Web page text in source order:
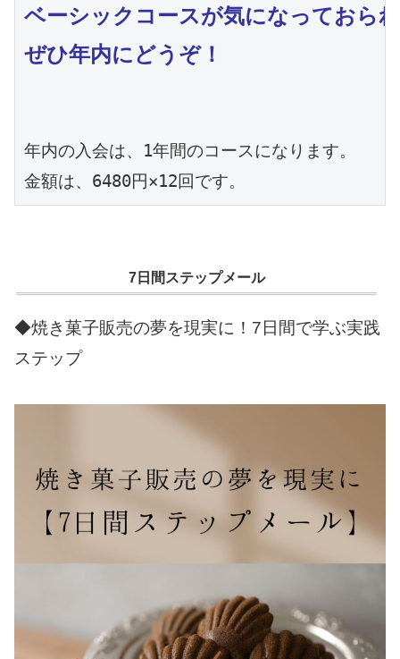
ベーシックコースが気になっておら
ぜひ年内にどうぞ！
年内の入会は、1年間のコースになります。
金額は、6480円×12回です。
7日間ステップメール
◆焼き菓子販売の夢を現実に！7日間で学ぶ実践
ステップ